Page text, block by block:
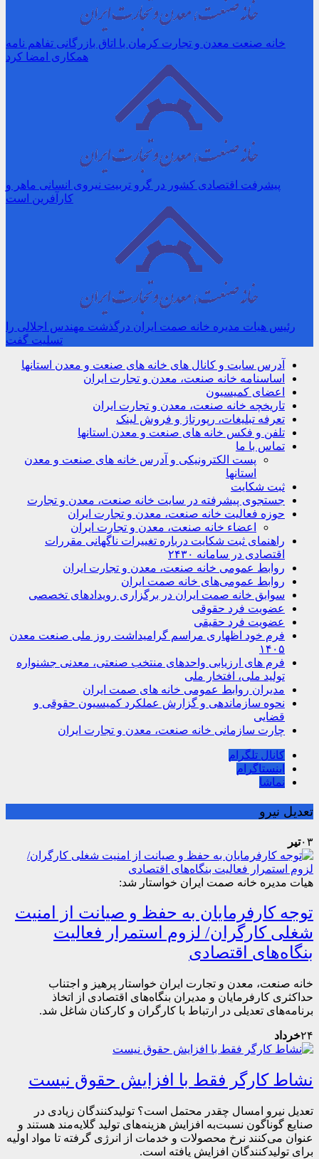
خانه صنعت معدن و تجارت کرمان با اتاق بازرگانی تفاهم نامه
همکاری امضا کرد
پیشرفت اقتصادی کشور در گرو تربیت نیروی انسانی ماهر و
کارآفرین است
رئیس هیات مدیره خانه صمت ایران درگذشت مهندس اجلالی را
تسلیت گفت
آدرس سایت و کانال های خانه های صنعت و معدن استانها
اساسنامه خانه صنعت، معدن و تجارت ایران
اعضای کمیسیون
تاریخچه خانه صنعت، معدن و تجارت ایران
تعرفه تبلیغات، رپورتاژ و فروش لینک
تلفن و فکس خانه های صنعت و معدن استانها
تماس با ما
پست الکترونیکی و آدرس خانه های صنعت و معدن
استانها
ثبت شکایت
جستجوی پیشرفته در سایت خانه صنعت، معدن و تجارت
حوزه فعالیت خانه صنعت، معدن و تجارت ایران
اعضاء خانه صنعت، معدن و تجارت ایران
راهنمای ثبت شکایت درباره تغییرات ناگهانی مقررات
اقتصادی در سامانه ۲۴۳۰
روابط عمومی خانه صنعت، معدن و تجارت ایران
روابط عمومی‌های خانه صمت ایران
سوابق خانه صمت ایران در برگزاری رویدادهای تخصصی
عضویت فرد حقوقی
عضویت فرد حقیقی
فرم خود اظهاری مراسم گرامیداشت روز ملی صنعت معدن
۱۴۰۵
فرم های ارزیابی واحدهای منتخب صنعتی، معدنی جشنواره
تولید ملی، افتخار ملی
مدیران روابط عمومی خانه های صمت ایران
نحوه سازماندهی و گزارش عملکرد کمیسیون حقوقی و
قضایی
چارت سازمانی خانه صنعت، معدن و تجارت ایران
کانال تلگرام
اینستاگرام
نماشا
تعدیل نیرو
۰۳تیر
هیات مدیره خانه صمت ایران خواستار شد:
توجه کارفرمایان به حفظ و صیانت از امنیت
شغلی کارگران/ لزوم استمرار فعالیت
بنگاه‌های اقتصادی
خانه صنعت، معدن و تجارت ایران خواستار پرهیز و اجتناب
حداکثری کارفرمایان و مدیران بنگاه‌های اقتصادی از اتخاذ
برنامه‌های تعدیلی در ارتباط با کارگران و کارکنان شاغل شد.
۲۴خرداد
نشاط کارگر فقط با افزایش حقوق نیست
تعدیل نیرو امسال چقدر محتمل است؟ تولیدکنندگان زیادی در
صنایع گوناگون نسبت‌به افزایش هزینه‌های تولید گلایه‌مند هستند و
عنوان می‌کنند نرخ محصولات و خدمات از انرژی گرفته تا مواد اولیه
برای تولیدکنندگان افزایش یافته است.